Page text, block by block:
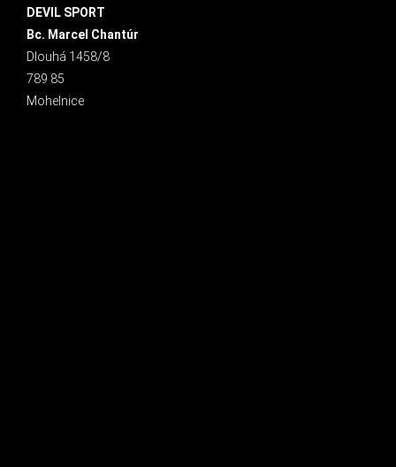
DEVIL SPORT
Bc. Marcel Chantúr
Dlouhá 1458/8
789 85
Mohelnice